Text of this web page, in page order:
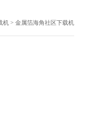
机> 金属箔海角社区下载机